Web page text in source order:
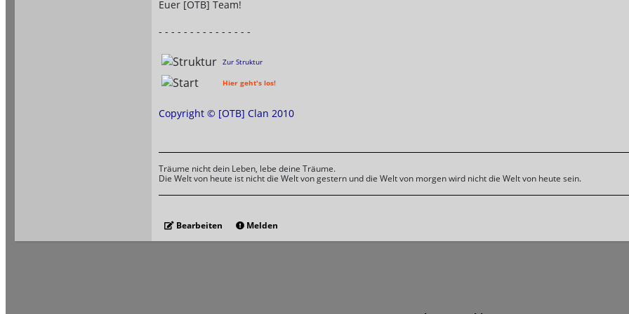
Euer [OTB] Team!
- - - - - - - - - - - - - - -
Zur Struktur
Hier geht's los!
Copyright © [OTB] Clan 2010
Träume nicht dein Leben, lebe deine Träume.
Die Welt von heute ist nicht die Welt von gestern und die Welt von morgen wird nicht die Welt von heute sein.
Bearbeiten Melden